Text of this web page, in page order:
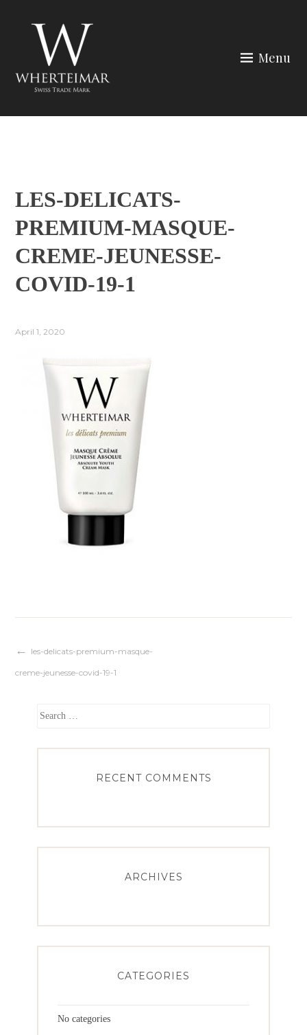
Wherteimar
Menu
LES-DELICATS-
PREMIUM-MASQUE-
CREME-JEUNESSE-
COVID-19-1
April 1, 2020
Post
les-delicats-premium-masque-
creme-jeunesse-covid-19-1
Search
RECENT COMMENTS
ARCHIVES
CATEGORIES
No categories